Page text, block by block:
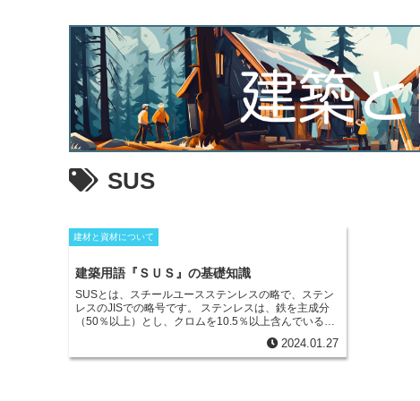
SUS
建材と資材について
建築用語『ＳＵＳ』の基礎知識
SUSとは、スチールユースステンレスの略で、ステン
レスのJISでの略号です。
ステンレスは、鉄を主成分
（50％以上）とし、クロムを10.5％以上含んでいる合
金属として知られています。これは、鉄にクロムやニ
ッケルが含まれており、特にクロムが表面に薄い酸化
2024.01.27